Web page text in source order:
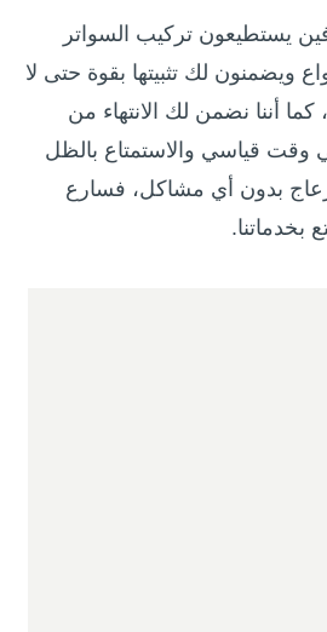
يستطيعون تركيب السواتر
ويضمنون لك تثبيتها بقوة حتى لا
أننا نضمن لك الانتهاء من
وقت قياسي والاستمتاع بالظل
بدون أي مشاكل، فسارع
بخدماتنا.